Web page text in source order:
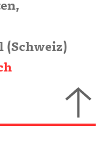
(Schweiz)